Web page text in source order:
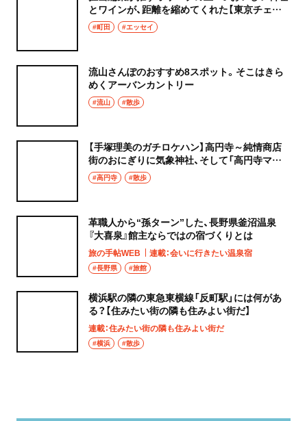
とワインが、距離を縮めてくれた【東京チェン
飯diary】
#町田 #エッセイ
流山さんぽのおすすめ8スポット。そこはきら
めくアーバンカントリー
#流山 #散歩
【手塚理美のガチロケハン】高円寺～純情商店
街のおにぎりに気象神社、そして「高円寺マシ
タ」へ！
#高円寺 #散歩
革職人から“孫ターン”した、長野県釜沼温泉
『大喜泉』館主ならではの宿づくりとは
旅の手帖WEB 連載：会いに行きたい温泉宿
#長野県 #旅館
横浜駅の隣の東急東横線「反町駅」には何があ
る？【住みたい街の隣も住みよい街だ】
連載：住みたい街の隣も住みよい街だ
#横浜 #散歩